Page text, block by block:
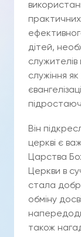
практичних
дітей,
служителів
служіння
Він
церкві є
Царства
Церкви в
стала
обміну
також